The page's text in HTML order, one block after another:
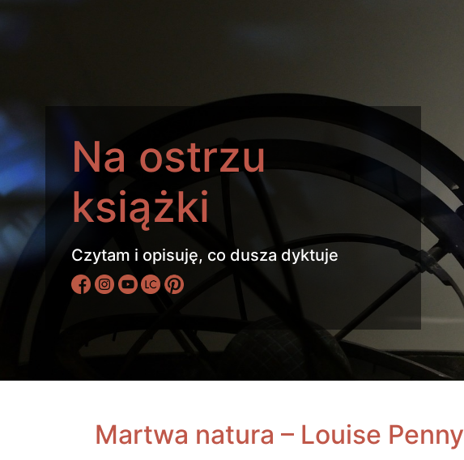
Na ostrzu
książki
Czytam i opisuję, co dusza dyktuje
Martwa natura – Louise Penny